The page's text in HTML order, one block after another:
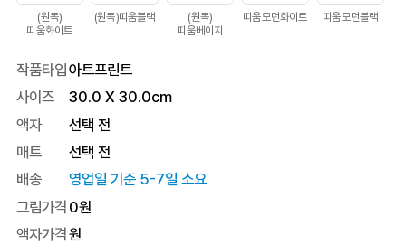
(원목)
띠움화이트
(원목)띠움블랙
(원목)
띠움베이지
띠움모던화이트 띠움모던블랙
작품타입아트프린트
사이즈
30.0 X 30.0cm
액자
선택 전
매트
선택 전
배송
영업일 기준 5-7일 소요
그림가격 0원
액자가격원